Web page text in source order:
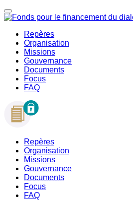
Repères
Organisation
Missions
Gouvernance
Documents
Focus
FAQ
Repères
Organisation
Missions
Gouvernance
Documents
Focus
FAQ